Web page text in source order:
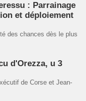
: Parrainage
et déploiement
des chances dès le plus
d'Orezza, u 3
de Corse et Jean-